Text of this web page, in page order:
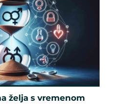
želja s vremenom